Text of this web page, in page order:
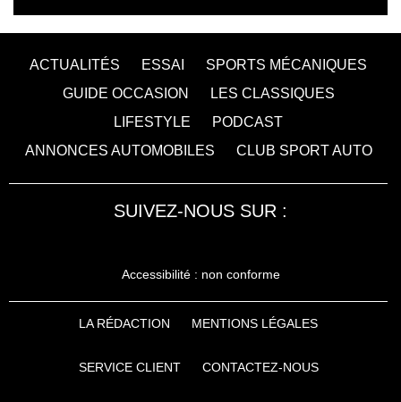
ACTUALITÉS ESSAI
SPORTS MÉCANIQUES
GUIDE OCCASION
LES CLASSIQUES
LIFESTYLE
PODCAST
ANNONCES AUTOMOBILES
CLUB SPORT AUTO
SUIVEZ-NOUS SUR :
Accessibilité : non conforme
LA RÉDACTION MENTIONS LÉGALES
SERVICE CLIENT CONTACTEZ-NOUS